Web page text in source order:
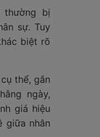
bị
sự. Tuy
biệt rõ
thể, gắn
ngày,
giá hiệu
giữa nhân